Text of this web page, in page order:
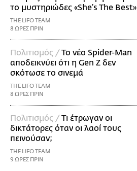
το μυστηριώδες «She’s The Best»
THE LIFO TEAM
8 ΩΡΕΣ ΠΡΙΝ
Πολιτισμός /Το νέο Spider-Man
αποδεικνύει ότι η Gen Z δεν
σκότωσε το σινεμά
THE LIFO TEAM
8 ΩΡΕΣ ΠΡΙΝ
Πολιτισμός /Τι έτρωγαν οι
δικτάτορες όταν οι λαοί τους
πεινούσαν;
THE LIFO TEAM
9 ΩΡΕΣ ΠΡΙΝ